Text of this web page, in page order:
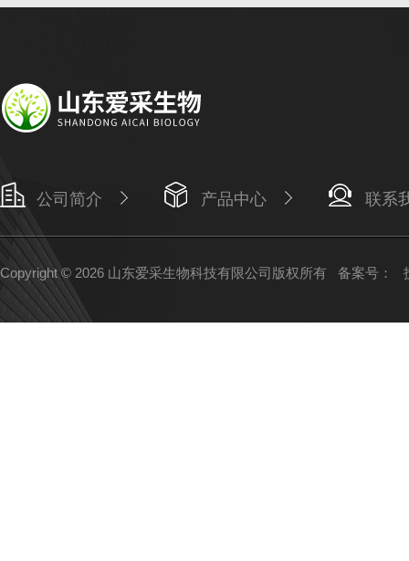
公司简介 产品中心 联系
Copyright © 2026 山东爱采生物科技有限公司版权所有 备案号：